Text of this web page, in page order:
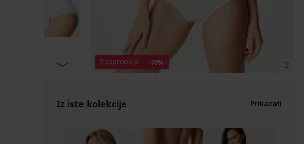
Rasprodaja -70%
Iz iste kolekcije Prikazati